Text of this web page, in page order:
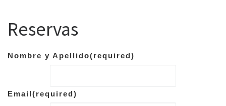
Reservas
Nombre y Apellido(required)
Email(required)